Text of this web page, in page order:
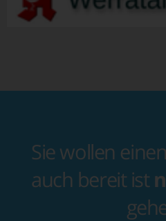
Sie wollen einen
auch bereit ist